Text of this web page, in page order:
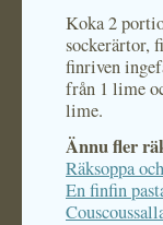
Koka 2
sockerärtor,
finriven
från 1 lime
lime.
Ännu fler
Räksoppa
En finfin